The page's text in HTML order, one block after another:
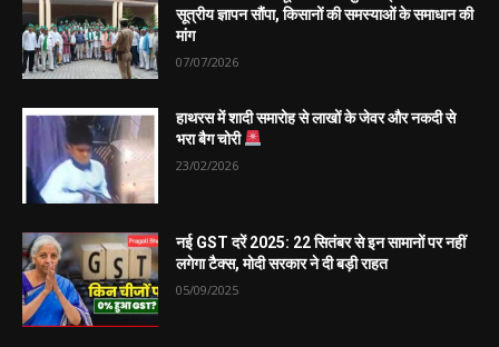
सूत्रीय ज्ञापन सौंपा, किसानों की समस्याओं के समाधान की
मांग
07/07/2026
हाथरस में शादी समारोह से लाखों के जेवर और नकदी से
भरा बैग चोरी
23/02/2026
नई GST दरें 2025: 22 सितंबर से इन सामानों पर नहीं
लगेगा टैक्स, मोदी सरकार ने दी बड़ी राहत
05/09/2025